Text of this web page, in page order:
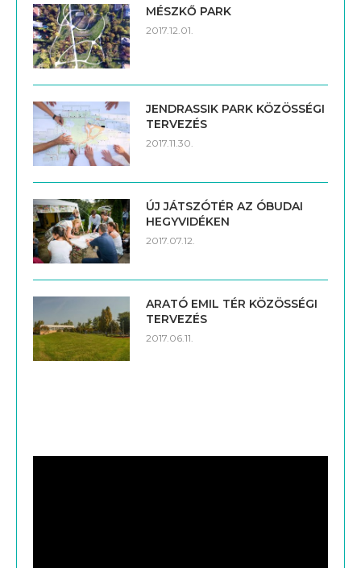
MÉSZKŐ PARK
2017.12.01.
JENDRASSIK PARK KÖZÖSSÉGI
TERVEZÉS
2017.11.30.
ÚJ JÁTSZÓTÉR AZ ÓBUDAI
HEGYVIDÉKEN
2017.07.12.
ARATÓ EMIL TÉR KÖZÖSSÉGI
TERVEZÉS
2017.06.11.